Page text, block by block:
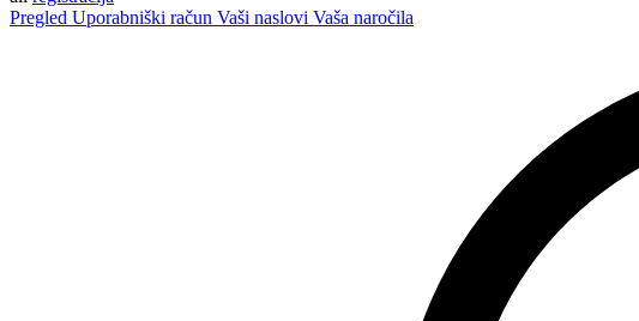
Pregled Uporabniški račun Vaši naslovi Vaša naročila